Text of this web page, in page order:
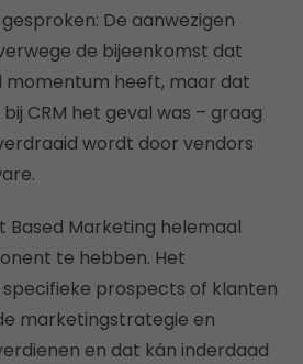
De aanwezigen
de bijeenkomst dat
momentum heeft, maar dat
CRM het geval was – graag
wordt door vendors
Based Marketing helemaal
te hebben. Het
prospects of klanten
marketingstrategie en
en dat kán inderdaad